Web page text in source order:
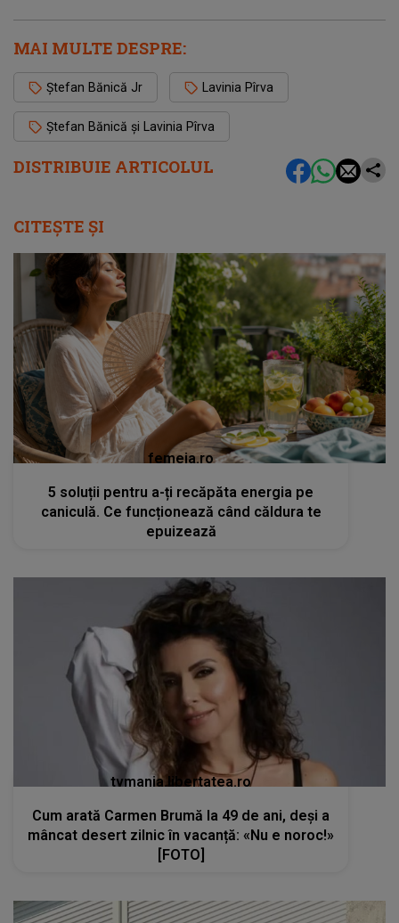
DISTRIBUIE ARTICOLUL
MAI MULTE DESPRE:
Ștefan Bănică Jr Lavinia Pîrva
Ștefan Bănică și Lavinia Pîrva
CITEȘTE ȘI
femeia.ro
5 soluții pentru a-ți recăpăta energia pe
caniculă. Ce funcționează când căldura te
epuizează
tvmania.libertatea.ro
Cum arată Carmen Brumă la 49 de ani, deși a
mâncat desert zilnic în vacanță: «Nu e noroc!»
[FOTO]